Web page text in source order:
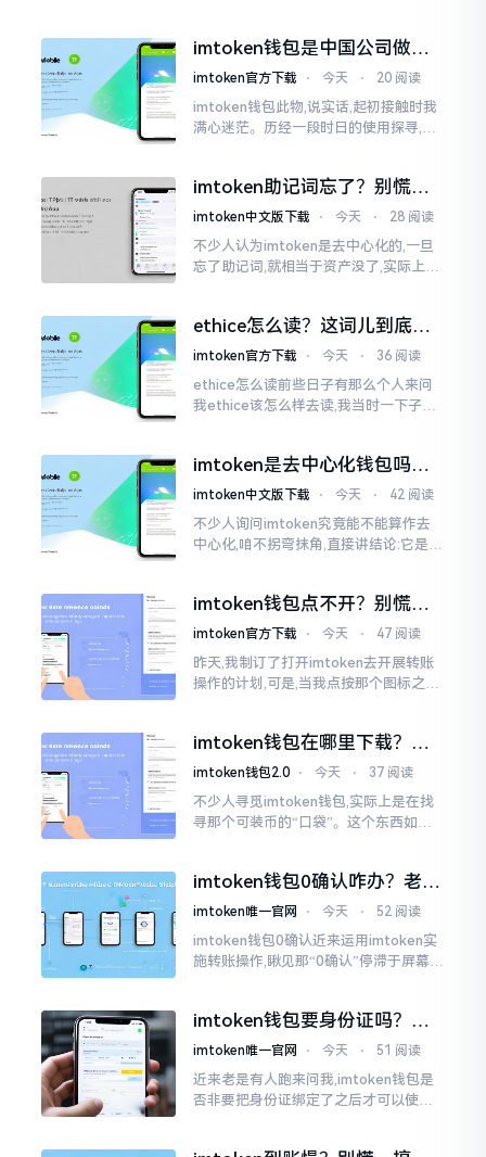
imtoken钱包是中国公司做的
吗？一文说清楚
imtoken官方下载 ⋅ 今天 ⋅ 20 阅读
imtoken钱包此物,说实话,起初接触时我
满心迷茫。历经一段时日的使用探寻,我
李鹏
imtoken助记词忘了？别慌，
这招能救你
imtoken中文版下载 ⋅ 今天 ⋅ 28 阅读
不少人认为imtoken是去中心化的,一旦
忘了助记词,就相当于资产没了,实际上这
于网络连接状态
ethice怎么读？这词儿到底念
啥，别搞错了
imtoken官方下载 ⋅ 今天 ⋅ 36 阅读
ethice怎么读前些日子有那么个人来问
我ethice该怎么样去读,我当时一下子就
呢拼写方面却少了一个字母
imtoken是去中心化钱包吗？
看完这篇不踩坑
imtoken中文版下载 ⋅ 今天 ⋅ 42 阅读
不少人询问imtoken究竟能不能算作去
中心化,咱不拐弯抹角,直接讲结论:它是一
imtoken钱包点不开？别慌，
试试这几招
imtoken官方下载 ⋅ 今天 ⋅ 47 阅读
昨天,我制订了打开imtoken去开展转账
操作的计划,可是,当我点按那个图标之后,
imtoken钱包在哪里下载？老
手教你几招避坑
imtoken钱包2.0 ⋅ 今天 ⋅ 37 阅读
不少人寻觅imtoken钱包,实际上是在找
寻那个可装币的“口袋”。这个东西如今
持。
imtoken钱包0确认咋办？老手
教你几招快速解决
imtoken唯一官网 ⋅ 今天 ⋅ 52 阅读
imtoken钱包0确认近来运用imtoken实
施转账操作,瞅见那“0确认”停滞于屏幕之
你仅有干巴巴等待其一途。
imtoken钱包要身份证吗？别
慌，看完这篇就懂了
imtoken唯一官网 ⋅ 今天 ⋅ 51 阅读
近来老是有人跑来问我,imtoken钱包是
否非要把身份证绑定了之后才可以使用